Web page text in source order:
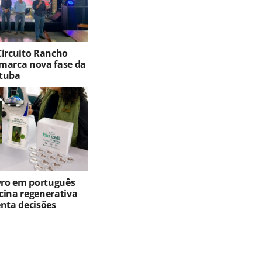
Rancho
nova fase da
em português
regenerativa
decisões